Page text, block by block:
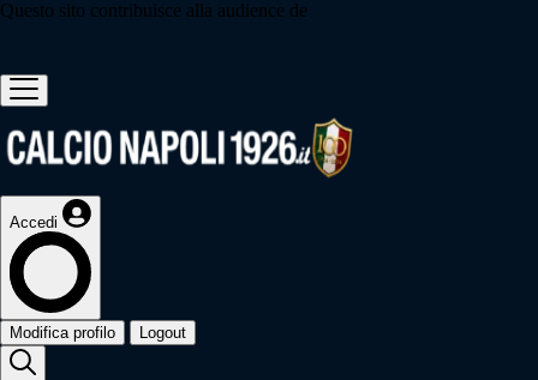
Questo sito contribuisce alla audience de
Accedi
Modifica profilo Logout